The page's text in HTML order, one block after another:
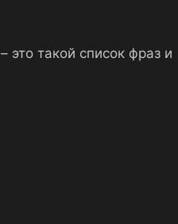
это такой список фраз и